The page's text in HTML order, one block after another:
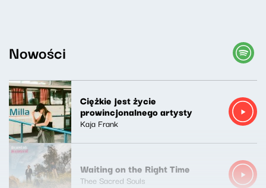
Nowości
Ciężkie jest życie
prowincjonalnego artysty
Kaja Frank
Waiting on the Right Time
Thee Sacred Souls